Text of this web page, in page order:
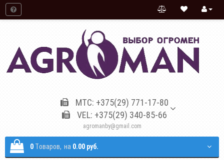
МТС: +375(29) 771-17-80
VEL: +375(29) 340-85-66
agromanby@gmail.com
0 Tоваров, на 0.00 руб.